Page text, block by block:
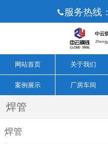
服务热线：
网站首页 关于我们
案例展示 厂房车间
焊管
焊管